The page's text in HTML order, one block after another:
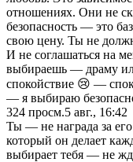
отношениях. Они не
безопасность — это
свою цену. Ты не
И не соглашаться на
выбираешь — драму
спокойствие 😢 —
— я выбираю
324 просм.5 авг., 16:42
Ты — не награда за
который он делает
выбирает тебя — не